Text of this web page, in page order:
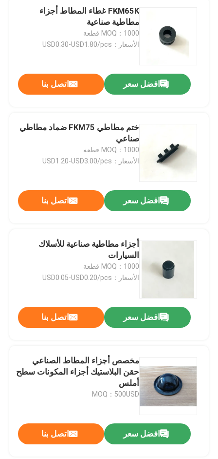
FKM65K غطاء المطاط أجزاء
مطاطية صناعية
MOQ：1000 قطعة
الأسعار：USD0.30-USD1.80/pcs
افضل سعر اتصل بنا
ختم مطاطي FKM75 ضماد مطاطي
صناعي
MOQ：1000 قطعة
الأسعار：USD1.20-USD3.00/pcs
افضل سعر اتصل بنا
أجزاء مطاطية صناعية للأسلاك
السيارات
MOQ：1000 قطعة
الأسعار：USD0.05-USD0.20/pcs
افضل سعر اتصل بنا
مخصص أجزاء المطاط الصناعي
حقن البلاستيك أجزاء المكونات سطح
أملس
MOQ：500USD
افضل سعر اتصل بنا